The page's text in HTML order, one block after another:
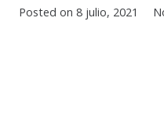
Posted on 8 julio, 2021